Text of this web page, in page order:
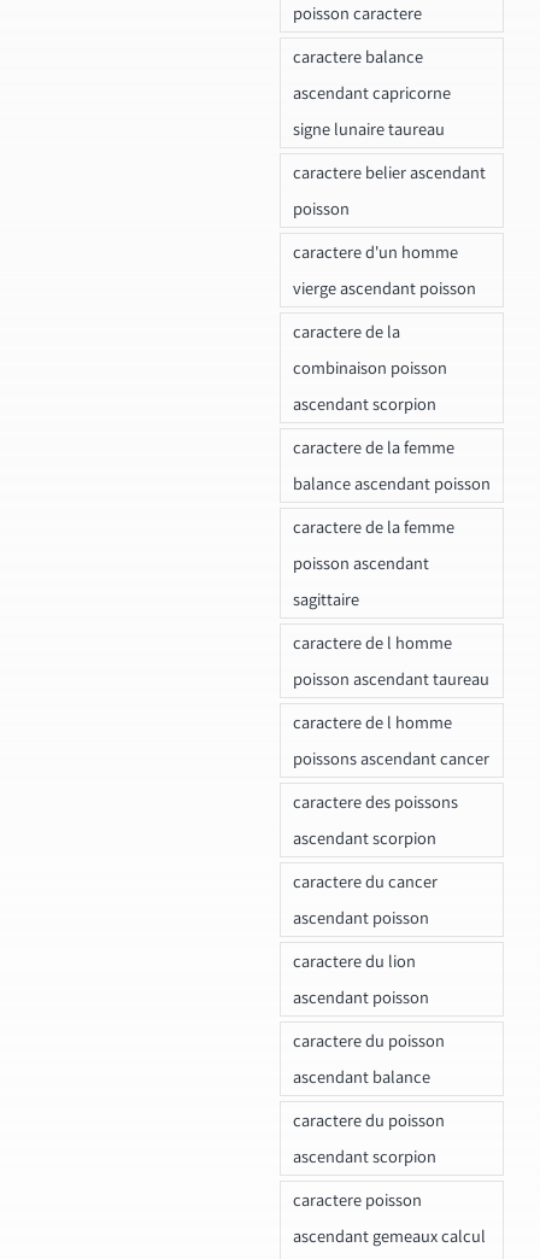
poisson caractere
caractere balance
ascendant capricorne
signe lunaire taureau
caractere belier ascendant
poisson
caractere d'un homme
vierge ascendant poisson
caractere de la
combinaison poisson
ascendant scorpion
caractere de la femme
balance ascendant poisson
caractere de la femme
poisson ascendant
sagittaire
caractere de l homme
poisson ascendant taureau
caractere de l homme
poissons ascendant cancer
caractere des poissons
ascendant scorpion
caractere du cancer
ascendant poisson
caractere du lion
ascendant poisson
caractere du poisson
ascendant balance
caractere du poisson
ascendant scorpion
caractere poisson
ascendant gemeaux calcul